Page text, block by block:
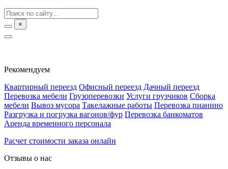
×
Рекомендуем
Квартирный переезд Офисный переезд Дачный переезд
Перевозка мебели Грузоперевозки Услуги грузчиков Сборка
мебели Вывоз мусора Такелажные работы Перевозка пианино
Разгрузка и погрузка вагонов/фур Перевозка банкоматов
Аренда временного персонала
Расчет стоимости заказа онлайн
Отзывы о нас